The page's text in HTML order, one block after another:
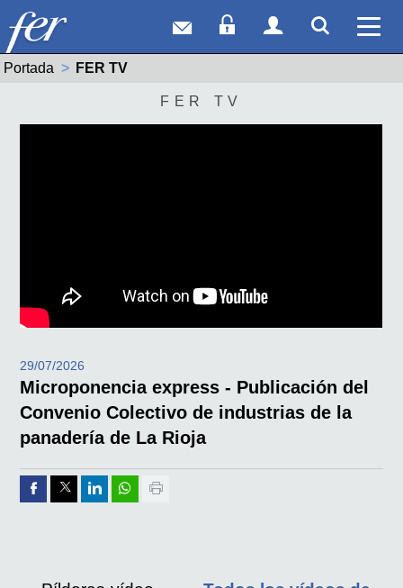
Correo webAcceso Socios
Acceso
Portada Actual:
FER TV
FER TV
29/07/2026
Microponencia express - Publicación del
Convenio Colectivo de industrias de la
panadería de La Rioja
Compartir por Facebook
Compartir por Twitter
Compartir por Linkedin
Compartir por whatsapp
Imprimir